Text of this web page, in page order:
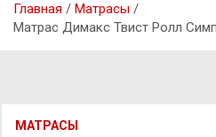
Главная
Матрасы
Матрас Димакс Твист Ролл
МАТРАСЫ